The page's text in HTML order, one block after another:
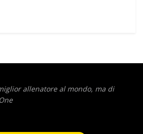
allenatore al mondo, ma di